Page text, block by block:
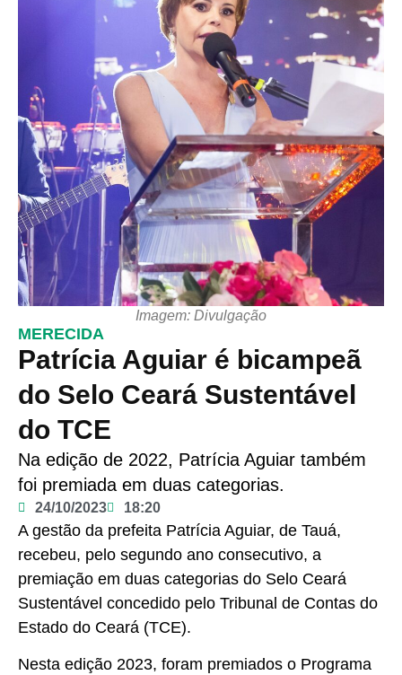
Imagem: Divulgação
MERECIDA
Patrícia Aguiar é bicampeã
do Selo Ceará Sustentável
do TCE
Na edição de 2022, Patrícia Aguiar também
foi premiada em duas categorias.
24/10/2023 18:20
A gestão da prefeita Patrícia Aguiar, de Tauá,
recebeu, pelo segundo ano consecutivo, a
premiação em duas categorias do Selo Ceará
Sustentável concedido pelo Tribunal de Contas do
Estado do Ceará (TCE).
Nesta edição 2023, foram premiados o Programa